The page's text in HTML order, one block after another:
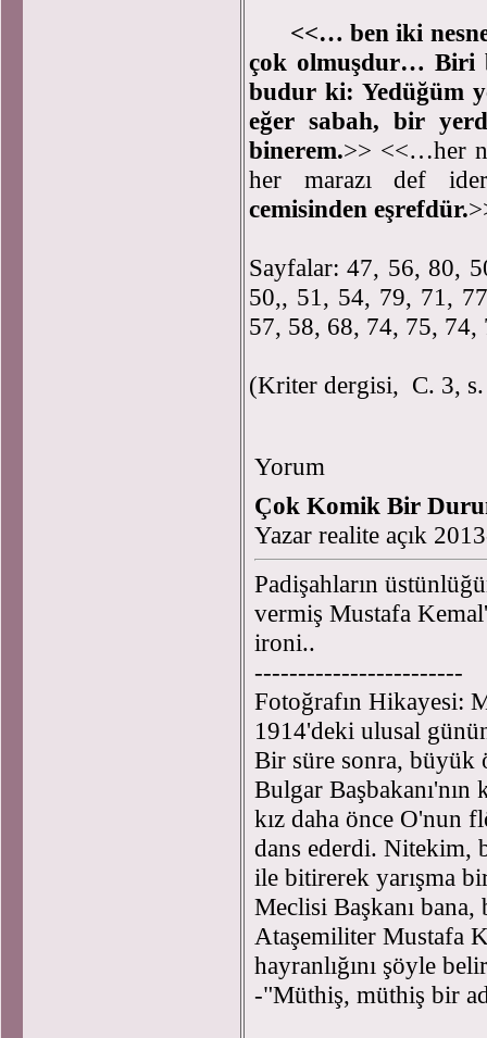
<<… ben iki
çok olmuşdur… Biri
budur ki: Yedüğüm
eğer sabah, bir
binerem.>> <<…her
her marazı def
cemisinden eşrefdür.
Sayfalar: 47, 56, 80,
50,, 51, 54, 79, 71,
57, 58, 68, 74, 75, 74,
(Kriter dergisi, C. 3, s.
Yorum
Çok Komik Bir
Yazar realite açık
Padişahların
vermiş Mustafa
ironi..
------------------------
Fotoğrafın Hikayesi:
1914'deki ulusal
Bir süre sonra, büyük
Bulgar
kız daha önce O'nun
dans ederdi. Nitekim,
ile bitirerek yarışma
Meclisi Başkanı
Ataşemiliter Mustafa
hayranlığını şöyle
-"Müthiş, müthiş bir